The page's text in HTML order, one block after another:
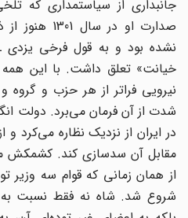
جانبداری از سیاستمداری که
صدارت او در سال
نشده بود و به قول فرخی یزدی ـ
خیانت» تعلق داشت. با این همه
نیرویی فراتر از هر حزب و
شدت از ‌آن فرمان می‌برد. دولت
در ایران از نزدیک نظاره می‌کرد و
مقابل آن سد‌سازی کند. کشمکش
از همان زمانی که قوام سه وزیر
شروع شد. شاه نه فقط نسبت به